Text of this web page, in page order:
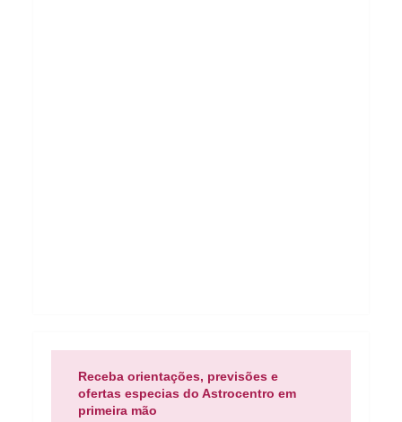
Receba orientações, previsões e
ofertas especias do Astrocentro em
primeira mão